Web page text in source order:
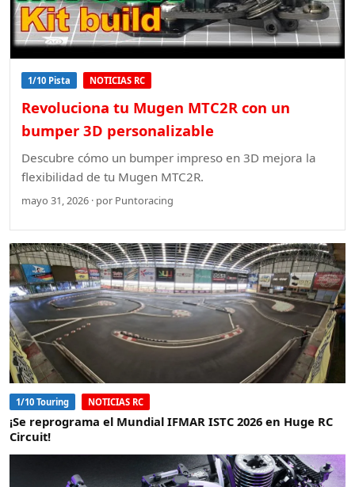
1/10 Pista NOTICIAS RC
Revoluciona tu Mugen MTC2R con un
bumper 3D personalizable
Descubre cómo un bumper impreso en 3D mejora la
flexibilidad de tu Mugen MTC2R.
mayo 31, 2026 · por Puntoracing
1/10 Touring NOTICIAS RC
¡Se reprograma el Mundial IFMAR ISTC 2026 en Huge RC
Circuit!